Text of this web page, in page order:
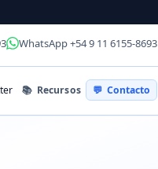
WhatsApp +54 9 11 6155-8693
📚 Recursos 💬 Contacto